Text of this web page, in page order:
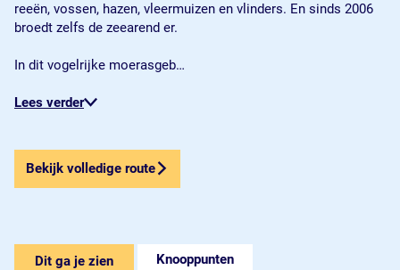
reeën, vossen, hazen, vleermuizen en vlinders. En sinds 2006
broedt zelfs de zeearend er.
In dit vogelrijke moerasgeb…
Lees verder
Bekijk volledige route
Dit ga je zien Knooppunten